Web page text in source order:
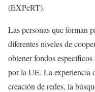
(EXPeRT).
Las personas que forman
diferentes niveles de
obtener fondos
por la UE. La experiencia
creación de redes, la